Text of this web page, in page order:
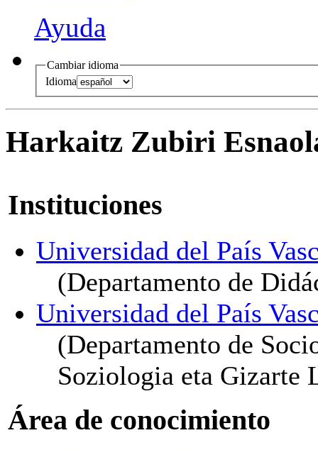
Ayuda
Cambiar idioma
Idioma
Harkaitz Zubiri
Instituciones
Universidad del País
(Departamento de
Universidad del País
(Departamento de
Soziologia eta Gizarte
Área de conocimiento